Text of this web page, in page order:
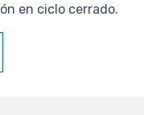
en ciclo cerrado.